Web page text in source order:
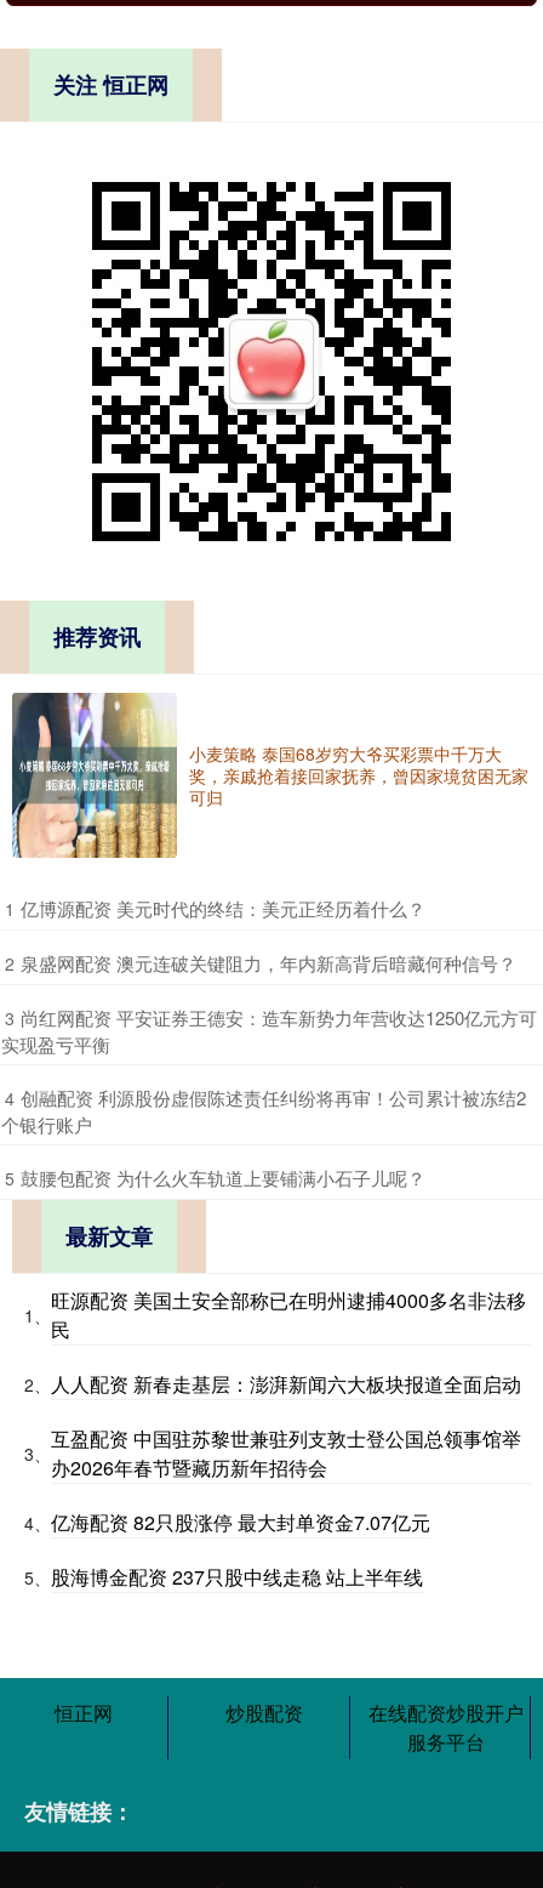
关注 恒正网
推荐资讯
小麦策略 泰国68岁穷大爷买彩票中千万大
奖，亲戚抢着接回家抚养，曾因家境贫困无家
可归
1 ​亿博源配资 美元时代的终结：美元正经历着什么？
2 ​泉盛网配资 澳元连破关键阻力，年内新高背后暗藏何种信号？
3 ​尚红网配资 平安证券王德安：造车新势力年营收达1250亿元方可
实现盈亏平衡
4 ​创融配资 利源股份虚假陈述责任纠纷将再审！公司累计被冻结2
个银行账户
5 ​鼓腰包配资 为什么火车轨道上要铺满小石子儿呢？
最新文章
1、
旺源配资 美国土安全部称已在明州逮捕4000多名非法移
民
2、 人人配资 新春走基层：澎湃新闻六大板块报道全面启动
3、
互盈配资 中国驻苏黎世兼驻列支敦士登公国总领事馆举
办2026年春节暨藏历新年招待会
4、 亿海配资 82只股涨停 最大封单资金7.07亿元
5、 股海博金配资 237只股中线走稳 站上半年线
恒正网 炒股配资
在线配资炒股开户
服务平台
友情链接：